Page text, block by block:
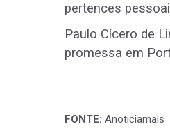
pertences
Paulo Cícero de
promessa em
FONTE: Anoticiamais